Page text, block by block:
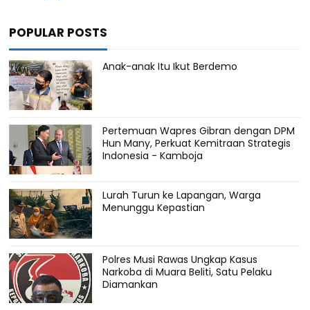
POPULAR POSTS
Anak-anak Itu Ikut Berdemo
Pertemuan Wapres Gibran dengan DPM
Hun Many, Perkuat Kemitraan Strategis
Indonesia - Kamboja
Lurah Turun ke Lapangan, Warga
Menunggu Kepastian
Polres Musi Rawas Ungkap Kasus
Narkoba di Muara Beliti, Satu Pelaku
Diamankan